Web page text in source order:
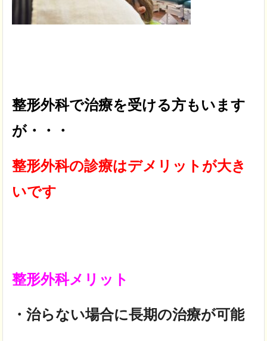
整形外科で治療を受ける方もいます
が・・・
整形外科の診療はデメリットが大き
いです
整形外科メリット
・治らない場合に長期の治療が可能